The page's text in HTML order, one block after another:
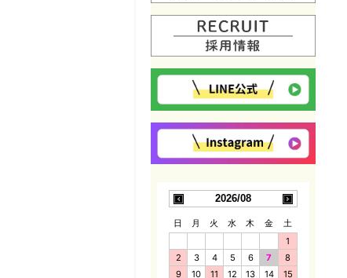
2026/08
日 月 火 水 木 金
土
1
2
3 4 5 6 7
8
9
10 11 12 13 14
15